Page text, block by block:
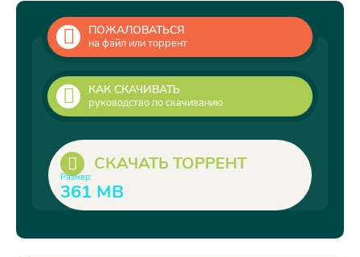
ПОЖАЛОВАТЬСЯ
на файл или торрент
КАК СКАЧИВАТЬ
руководство по скачиванию
СКАЧАТЬ ТОРРЕНТ
Размер:
361 MB